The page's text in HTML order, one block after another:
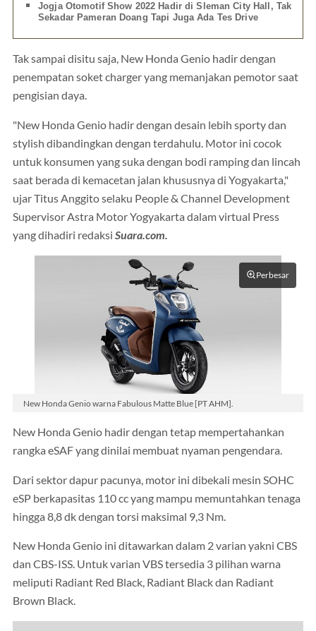
Jogja Otomotif Show 2022 Hadir di Sleman City Hall, Tak
Sekadar Pameran Doang Tapi Juga Ada Tes Drive
Tak sampai disitu saja, New Honda Genio hadir dengan
penempatan soket charger yang memanjakan pemotor saat
pengisian daya.
"New Honda Genio hadir dengan desain lebih sporty dan
stylish dibandingkan dengan terdahulu. Motor ini cocok
untuk konsumen yang suka dengan bodi ramping dan lincah
saat berada di kemacetan jalan khususnya di Yogyakarta,"
ujar Titus Anggito selaku People & Channel Development
Supervisor Astra Motor Yogyakarta dalam virtual Press
yang dihadiri redaksi Suara.com.
Perbesar
New Honda Genio warna Fabulous Matte Blue [PT AHM].
New Honda Genio hadir dengan tetap mempertahankan
rangka eSAF yang dinilai membuat nyaman pengendara.
Dari sektor dapur pacunya, motor ini dibekali mesin SOHC
eSP berkapasitas 110 cc yang mampu memuntahkan tenaga
hingga 8,8 dk dengan torsi maksimal 9,3 Nm.
New Honda Genio ini ditawarkan dalam 2 varian yakni CBS
dan CBS-ISS. Untuk varian VBS tersedia 3 pilihan warna
meliputi Radiant Red Black, Radiant Black dan Radiant
Brown Black.